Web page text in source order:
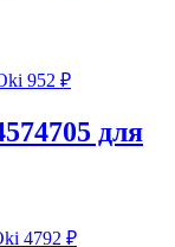
952 ₽
для
4792 ₽